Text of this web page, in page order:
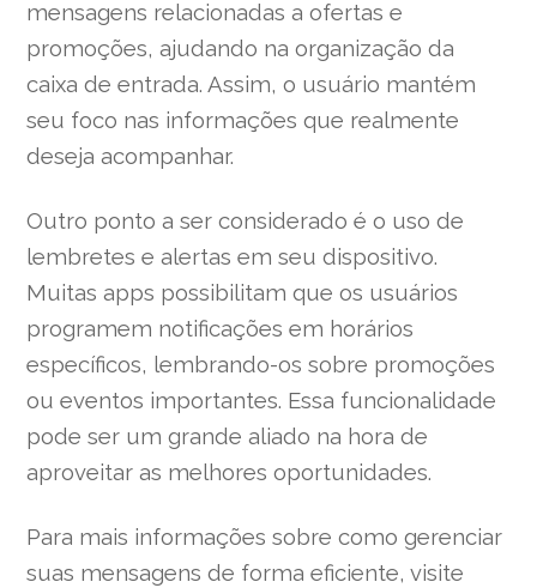
mensagens relacionadas a ofertas e
promoções, ajudando na organização da
caixa de entrada. Assim, o usuário mantém
seu foco nas informações que realmente
deseja acompanhar.
Outro ponto a ser considerado é o uso de
lembretes e alertas em seu dispositivo.
Muitas apps possibilitam que os usuários
programem notificações em horários
específicos, lembrando-os sobre promoções
ou eventos importantes. Essa funcionalidade
pode ser um grande aliado na hora de
aproveitar as melhores oportunidades.
Para mais informações sobre como gerenciar
suas mensagens de forma eficiente, visite